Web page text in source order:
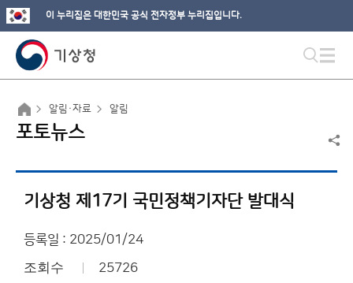
이 누리집은 대한민국 공식 전자정부 누리집입니다.
알림·자료 알림
포토뉴스
기상청 제17기 국민정책기자단 발대식
등록일 : 2025/01/24
조회수 25726